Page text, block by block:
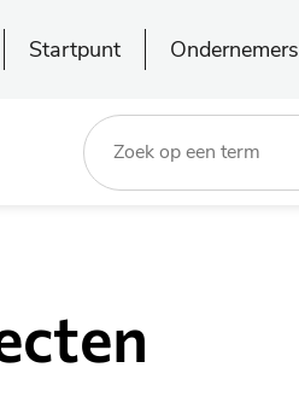
Startpunt Ondernemers
Zoeken